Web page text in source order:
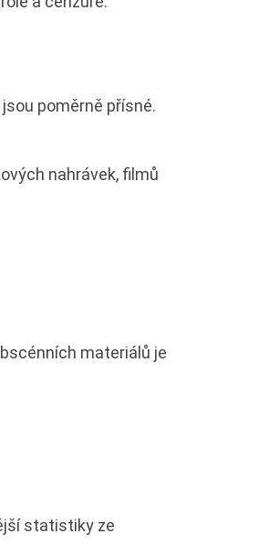
poměrně přísné.
nahrávek, filmů
materiálů je
statistiky ze